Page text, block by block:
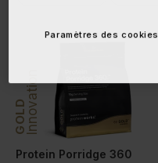
GOLDInnovation
Protein Porridge 360
Paramètres des cookies